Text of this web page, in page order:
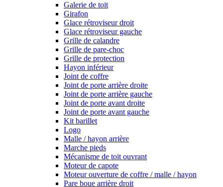
Galerie de toit
Girafon
Glace rétroviseur droit
Glace rétroviseur gauche
Grille de calandre
Grille de pare-choc
Grille de protection
Hayon inférieur
Joint de coffre
Joint de porte arrière droite
Joint de porte arrière gauche
Joint de porte avant droite
Joint de porte avant gauche
Kit barillet
Logo
Malle / hayon arrière
Marche pieds
Mécanisme de toit ouvrant
Moteur de capote
Moteur ouverture de coffre / malle / hayon
Pare boue arrière droit